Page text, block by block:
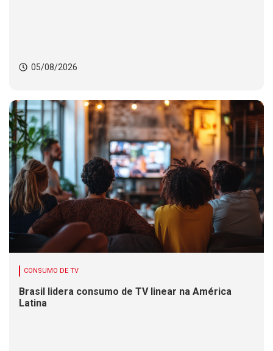
05/08/2026
CONSUMO DE TV
Brasil lidera consumo de TV linear na América
Latina